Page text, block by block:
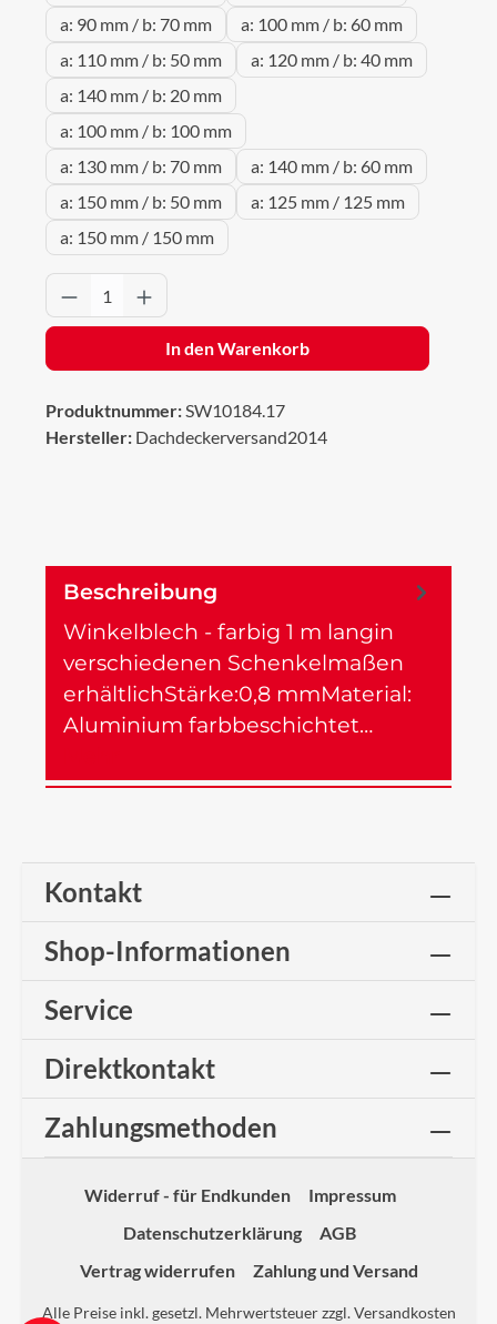
a: 90 mm / b: 70 mm
a: 100 mm / b: 60 mm
a: 110 mm / b: 50 mm
a: 120 mm / b: 40 mm
a: 140 mm / b: 20 mm
a: 100 mm / b: 100 mm
a: 130 mm / b: 70 mm
a: 140 mm / b: 60 mm
a: 150 mm / b: 50 mm
a: 125 mm / 125 mm
a: 150 mm / 150 mm
Produkt Anzahl: Gib den gewünschten
In den Warenkorb
Produktnummer:SW10184.17
Hersteller: Dachdeckerversand2014
Beschreibung
Winkelblech - farbig 1 m langin
verschiedenen Schenkelmaßen
erhältlichStärke:0,8 mmMaterial:
Aluminium farbbeschichtet…
Kontakt
Shop-Informationen
Service
Direktkontakt
Zahlungsmethoden
Widerruf - für Endkunden
Impressum
Datenschutzerklärung
AGB
Vertrag widerrufen
Zahlung und Versand
Alle Preise inkl. gesetzl. Mehrwertsteuer zzgl.Versandkosten